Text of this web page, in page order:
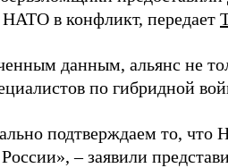
НАТО в конфликт, передает
данным, альянс не
по гибридной
подтверждаем то, что
– заявили